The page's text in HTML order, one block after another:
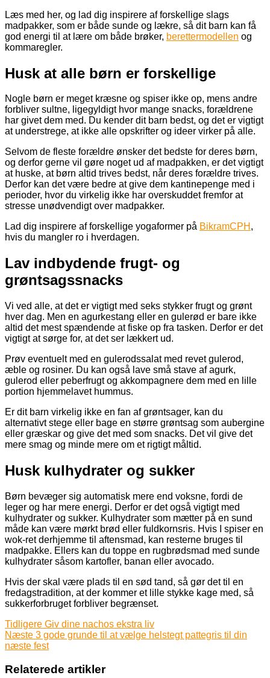
Læs med her, og lad dig inspirere af forskellige slags
madpakker, som er både sunde og lækre, så dit barn kan få
god energi til at lære om både brøker, berettermodellen og
kommaregler.
Husk at alle børn er forskellige
Nogle børn er meget kræsne og spiser ikke op, mens andre
forbliver sultne, ligegyldigt hvor mange snacks, forældrene
har givet dem med. Du kender dit barn bedst, og det er vigtigt
at understrege, at ikke alle opskrifter og ideer virker på alle.
Selvom de fleste forældre ønsker det bedste for deres børn,
og derfor gerne vil gøre noget ud af madpakken, er det vigtigt
at huske, at børn altid trives bedst, når deres forældre trives.
Derfor kan det være bedre at give dem kantinepenge med i
perioder, hvor du virkelig ikke har overskuddet fremfor at
stresse unødvendigt over madpakker.
Lad dig inspirere af forskellige yogaformer på BikramCPH ,
hvis du mangler ro i hverdagen.
Lav indbydende frugt- og
grøntsagssnacks
Vi ved alle, at det er vigtigt med seks stykker frugt og grønt
hver dag. Men en agurkestang eller en gulerød er bare ikke
altid det mest spændende at fiske op fra tasken. Derfor er det
vigtigt at sørge for, at det ser lækkert ud.
Prøv eventuelt med en gulerodssalat med revet gulerod,
æble og rosiner. Du kan også lave små stave af agurk,
gulerod eller peberfrugt og akkompagnere dem med en lille
portion hjemmelavet hummus.
Er dit barn virkelig ikke en fan af grøntsager, kan du
alternativt stege eller bage en større grøntsag som aubergine
eller græskar og give det med som snacks. Det vil give det
mere smag og minde mere om et rigtigt måltid.
Husk kulhydrater og sukker
Børn bevæger sig automatisk mere end voksne, fordi de
leger og har mere energi. Derfor er det også vigtigt med
kulhydrater og sukker. Kulhydrater som mætter på en sund
måde kan være mørkt brød eller fuldkornsris. Hvis I spiser en
wok-ret derhjemme til aftensmad, kan resterne bruges til
madpakke. Ellers kan du toppe en rugbrødsmad med sunde
kulhydrater såsom kartofler, banan eller avocado.
Hvis der skal være plads til en sød tand, så gør det til en
fredagstradition, at der kommer et lille stykke kage med, så
sukkerforbruget forbliver begrænset.
Tidligere Giv dine nachos ekstra liv
Næste 3 gode grunde til at vælge helstegt pattegris til din
næste fest
Relaterede artikler